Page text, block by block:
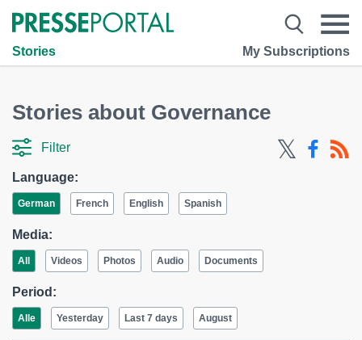
Stories My Subscriptions
Stories about Governance
Filter
Language:
German French English Spanish
Media:
All Videos Photos Audio Documents
Period:
Alle Yesterday Last 7 days August